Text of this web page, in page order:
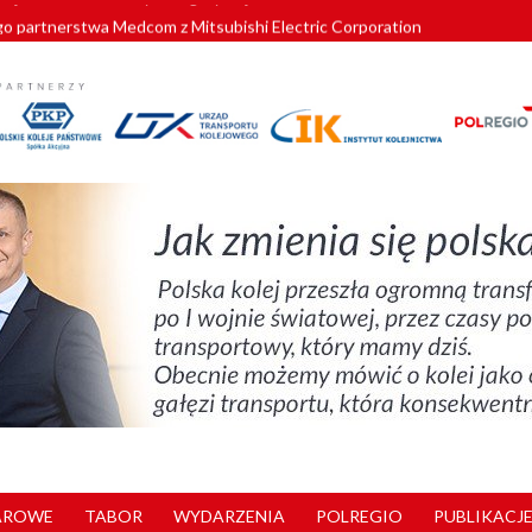
partnerstwa Medcom z Mitsubishi Electric Corporation
znów szuka dostawcy nowych EZT
kolejowych w północnej Wielkopolsce. Łatwiejsze dojazdy do pracy i
nowe standardy kategoryzacji dworców
TABOR WYDARZENIA POLREGIO